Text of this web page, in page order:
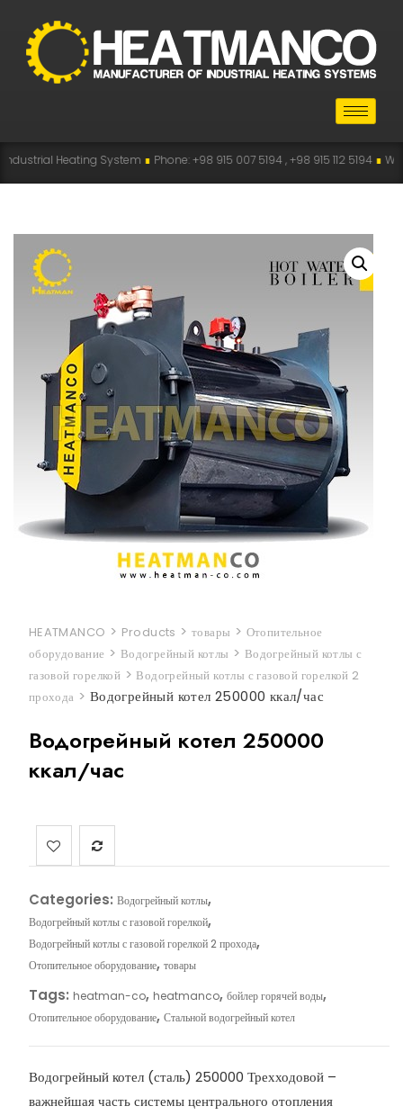
System∎Phone: +98 915 007 5194 , +98 915 112 5194∎ WhatsApp: +98
HEATMANCO > Products > товары > Отопительное
оборудование > Водогрейный котлы > Водогрейный котлы с
газовой горелкой > Водогрейный котлы с газовой горелкой 2
прохода > Водогрейный котел 250000 ккал/час
Водогрейный котел 250000
ккал/час
Categories: Водогрейный котлы,
Водогрейный котлы с газовой горелкой,
Водогрейный котлы с газовой горелкой 2 прохода,
Отопительное оборудование, товары
Tags: heatman-co, heatmanco, бойлер горячей воды,
Отопительное оборудование, Стальной водогрейный котел
Водогрейный котел (сталь) 250000 Трехходовой –
важнейшая часть системы центрального отопления